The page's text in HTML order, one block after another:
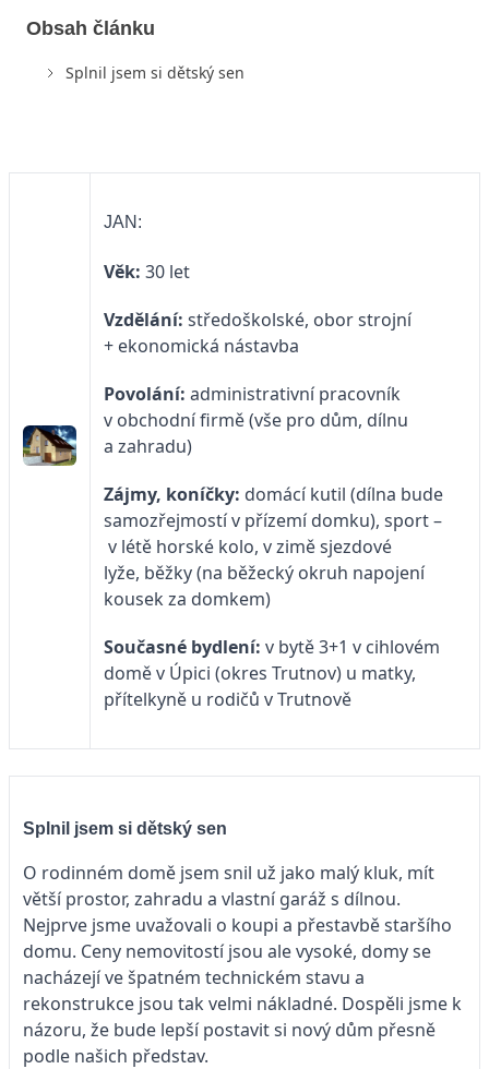
Obsah článku
Splnil jsem si dětský sen
JAN:
Věk: 30 let
Vzdělání: středoškolské, obor strojní
+ ekonomická nástavba
Povolání: administrativní pracovník
v obchodní firmě (vše pro dům, dílnu
a zahradu)
Zájmy, koníčky: domácí kutil (dílna bude
samozřejmostí v přízemí domku), sport –
v létě horské kolo, v zimě sjezdové
lyže, běžky (na běžecký okruh napojení
kousek za domkem)
Současné bydlení: v bytě 3+1 v cihlovém
domě v Úpici (okres Trutnov) u matky,
přítelkyně u rodičů v Trutnově
Splnil jsem si dětský sen
O rodinném domě jsem snil už jako malý kluk, mít
větší prostor, zahradu a vlastní garáž s dílnou.
Nejprve jsme uvažovali o koupi a přestavbě staršího
domu. Ceny nemovitostí jsou ale vysoké, domy se
nacházejí ve špatném technickém stavu a
rekonstrukce jsou tak velmi nákladné. Dospěli jsme k
názoru, že bude lepší postavit si nový dům přesně
podle našich představ.